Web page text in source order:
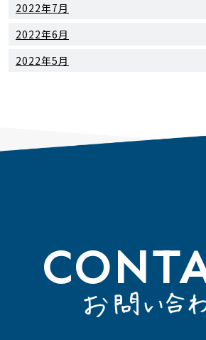
2022年7月
2022年6月
2022年5月